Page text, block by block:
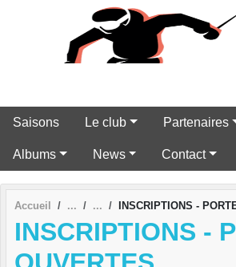
Saisons Le club Partenaires
Albums News Contact
Accueil INSCRIPTIONS -
INSCRIPTIONS -
Panneau de gestion des cookies